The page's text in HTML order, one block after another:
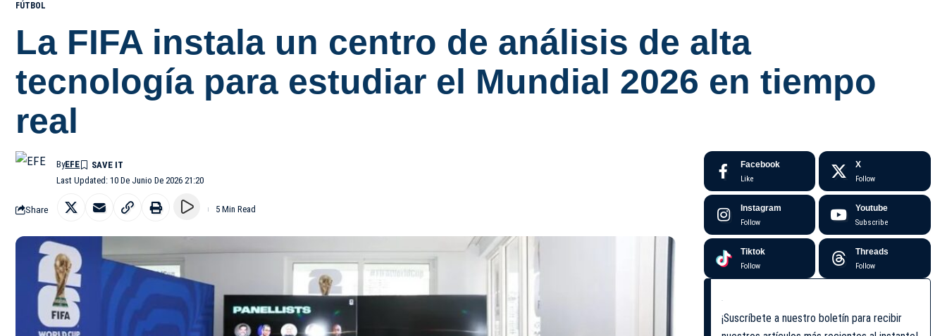
FÚTBOL
La FIFA instala un centro de análisis de alta
tecnología para estudiar el Mundial 2026 en tiempo
real
Last Updated: 10 De Junio De 2026 21:20
ByEFE
Share 5 Min Read
Facebook
Like
X
Follow
Instagram
Follow
Youtube
Subscribe
Tiktok
Follow
Threads
Follow
¡Suscríbete a nuestro boletín para recibir